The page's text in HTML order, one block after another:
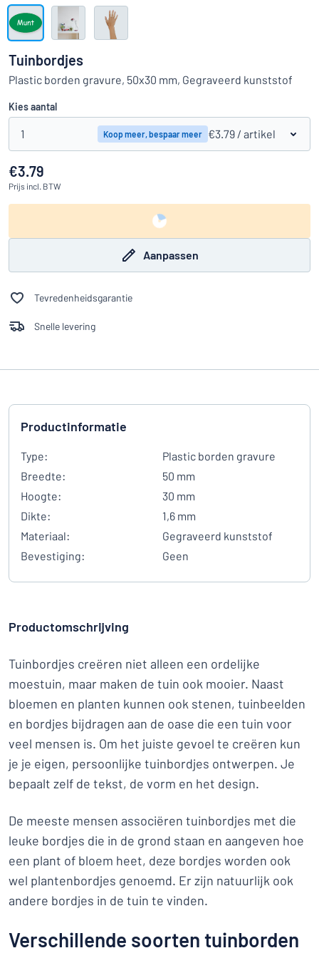
Kun je niet vinden wat je zoekt? Ontwerp uw bord hier
Toon alle categorieën
Inloggen
Klantenservice
Consument Bedrijf
Tuinbordjes
Plastic borden gravure, 50x30 mm, Gegraveerd kunststof
Kies aantal
1 Koop meer, bespaar meer €3.79 / artikel
€3.79
Prijs incl. BTW
Aanpassen
Tevredenheidsgarantie
Snelle levering
Productinformatie
Type:
Plastic borden gravure
Breedte:
50 mm
Hoogte:
30 mm
Dikte:
1,6 mm
Materiaal:
Gegraveerd kunststof
Bevestiging:
Geen
Productomschrijving
Tuinbordjes creëren niet alleen een ordelijke
moestuin, maar maken de tuin ook mooier. Naast
bloemen en planten kunnen ook stenen, tuinbeelden
en bordjes bijdragen aan de oase die een tuin voor
veel mensen is. Om het juiste gevoel te creëren kun
je je eigen, persoonlijke tuinbordjes ontwerpen. Je
bepaalt zelf de tekst, de vorm en het design.
De meeste mensen associëren tuinbordjes met die
leuke bordjes die in de grond staan en aangeven hoe
een plant of bloem heet, deze bordjes worden ook
wel plantenbordjes genoemd. Er zijn natuurlijk ook
andere bordjes in de tuin te vinden.
Verschillende soorten tuinborden